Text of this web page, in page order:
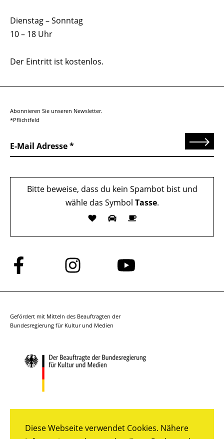
Diese Webseite verwendet Cookies. Nähere
Dienstag – Sonntag
10 – 18 Uhr
Der Eintritt ist kostenlos.
Abonnieren Sie unseren Newsletter.
*Pflichtfeld
E-Mail Adresse Senden
Bitte beweise, dass du kein Spambot bist und
wähle das Symbol Tasse.
Folge
uns
auf
Folge
uns
auf
Folge
auf
Gefördert mit Mitteln des Beauftragten der
Bundesregierung für Kultur und Medien